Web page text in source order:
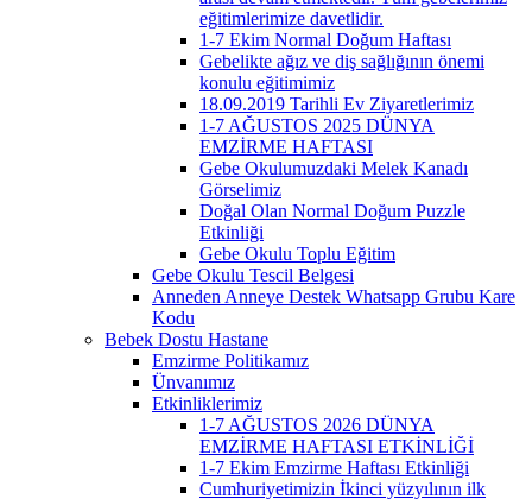
eğitimlerimize davetlidir.
1-7 Ekim Normal Doğum Haftası
Gebelikte ağız ve diş sağlığının önemi
konulu eğitimimiz
18.09.2019 Tarihli Ev Ziyaretlerimiz
1-7 AĞUSTOS 2025 DÜNYA
EMZİRME HAFTASI
Gebe Okulumuzdaki Melek Kanadı
Görselimiz
Doğal Olan Normal Doğum Puzzle
Etkinliği
Gebe Okulu Toplu Eğitim
Gebe Okulu Tescil Belgesi
Anneden Anneye Destek Whatsapp Grubu Kare
Kodu
Bebek Dostu Hastane
Emzirme Politikamız
Ünvanımız
Etkinliklerimiz
1-7 AĞUSTOS 2026 DÜNYA
EMZİRME HAFTASI ETKİNLİĞİ
1-7 Ekim Emzirme Haftası Etkinliği
Cumhuriyetimizin İkinci yüzyılının ilk